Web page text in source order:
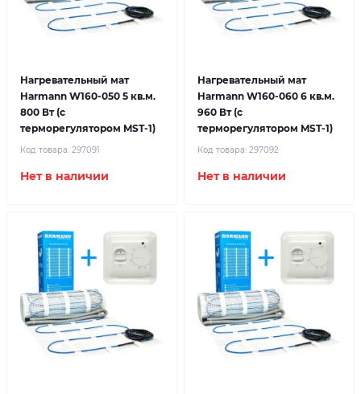
Нагревательный мат
Harmann W160-050 5 кв.м.
800 Вт (с
терморегулятором MST-1)
Код товара: 297091
Нет в наличии
Нагревательный мат
Harmann W160-060 6 кв.м.
960 Вт (с
терморегулятором MST-1)
Код товара: 297092
Нет в наличии